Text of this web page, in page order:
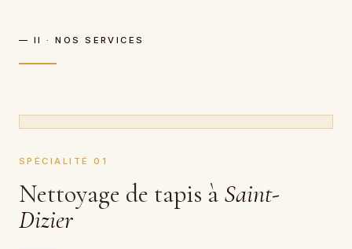
— II · NOS SERVICES
SPÉCIALITÉ 01
Nettoyage de tapis à Saint-
Dizier